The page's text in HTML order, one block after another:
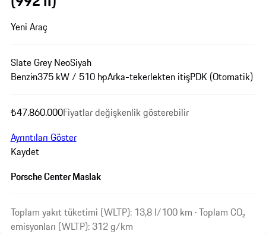
Yeni Araç
Slate Grey NeoSiyah
Benzin375 kW / 510 hpArka-tekerlekten itişPDK (Otomatik)
₺47.860.000Fiyatlar değişkenlik gösterebilir
Ayrıntıları Göster
Kaydet
Porsche Center Maslak
Toplam yakıt tüketimi (WLTP): 13,8 l/100 km · Toplam CO₂
emisyonları (WLTP): 312 g/km